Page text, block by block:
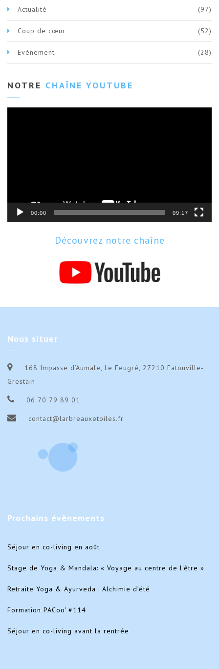
Actualité (97)
Coup de cœur (52)
Evènement (28)
NOTRE CHAÎNE YOUTUBE
00:00 09:17
Découvrez notre chaîne
Nous situer
168 Impasse d’Aumale, Le Feugré, 27210 Fatouville-
Grestain
06 70 79 89 01
contact@larbreauxetoiles.fr
Prochains évènements
Séjour en co-living en août
Stage de Yoga & Mandala: « Voyage au centre de l'être »
Retraite Yoga & Ayurveda : Alchimie d’été
Formation PACoo' #114
Séjour en co-living avant la rentrée